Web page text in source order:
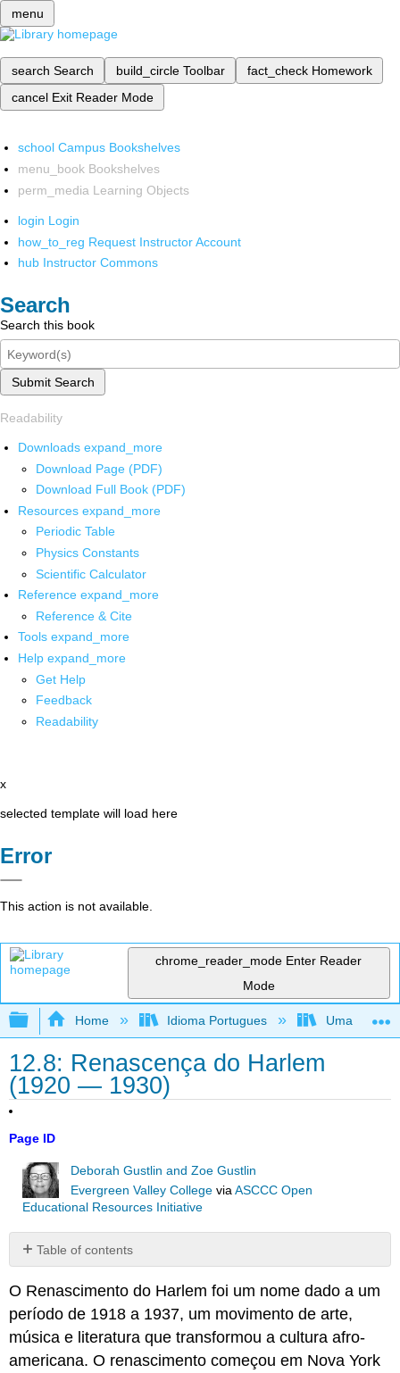
menu
search Search build_circle Toolbar fact_check Homework
cancel Exit Reader Mode
school Campus Bookshelves
menu_book Bookshelves
perm_media Learning Objects
login Login
how_to_reg Request Instructor Account
hub Instructor Commons
Search
Search this book
Submit Search
Readability
Downloads expand_more
Download Page (PDF)
Download Full Book (PDF)
Resources expand_more
Periodic Table
Physics Constants
Scientific Calculator
Reference expand_more
Reference & Cite
Tools expand_more
Help expand_more
Get Help
Feedback
Readability
x
selected template will load here
Error
This action is not available.
chrome_reader_mode Enter Reader
Mode
Expand/collapse global hierarchy
Home Idioma Portugues Uma
12.8: Renascença do Harlem
(1920 — 1930)
Page ID
Deborah Gustlin and Zoe Gustlin
Evergreen Valley College viaASCCC Open
Educational Resources Initiative
Table of contents
No
O Renascimento do Harlem foi um nome dado a um
período de 1918 a 1937, um movimento de arte,
música e literatura que transformou a cultura afro-
americana. O renascimento começou em Nova York